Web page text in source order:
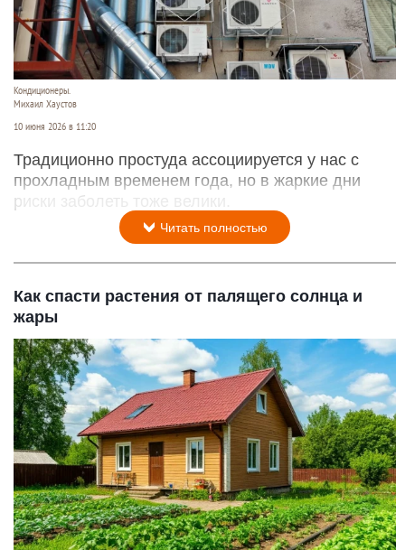
Кондиционеры.
Михаил Хаустов
10 июня 2026 в 11:20
Традиционно простуда ассоциируется у нас с
прохладным временем года, но в жаркие дни
риски заболеть тоже велики.
Читать полностью
Как спасти растения от палящего солнца и
жары